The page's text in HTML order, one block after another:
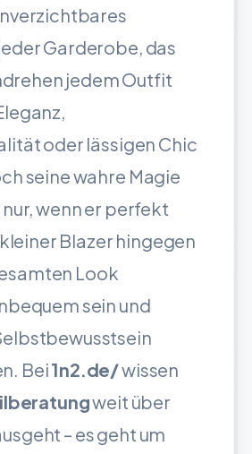
Garderobe, das
jedem Outfit
oder lässigen Chic
seine wahre Magie
wenn er perfekt
Blazer hingegen
Look
sein und
Bei1n2.de/wissen
weit über
– es geht um